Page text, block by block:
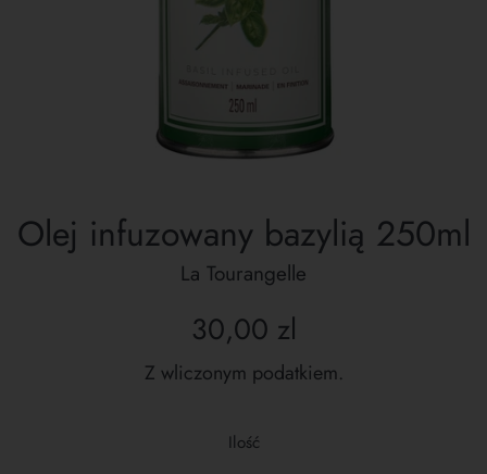
Olej infuzowany bazylią 250ml
La Tourangelle
Cena
30,00 zl
Z wliczonym podatkiem.
Ilość